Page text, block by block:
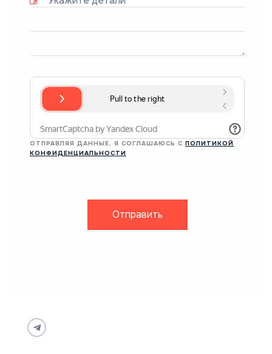
ОТПРАВЛЯЯ ДАННЫЕ, Я СОГЛАШАЮСЬ С ПОЛИТИКОЙ
КОНФИДЕНЦИАЛЬНОСТИ
Отправить